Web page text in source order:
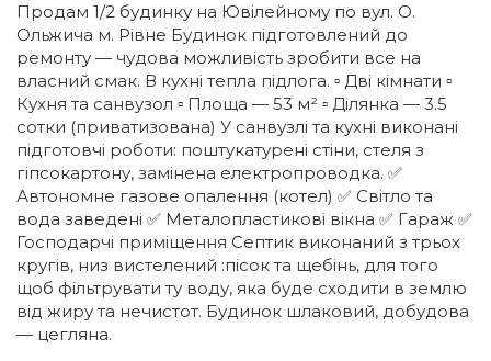
Продам 1/2 будинку на Ювілейному по вул. О.
Ольжича м. Рівне Будинок підготовлений до
ремонту — чудова можливість зробити все на
власний смак. В кухні тепла підлога. ▫️ Дві кімнати ▫️
Кухня та санвузол ▫️ Площа — 53 м² ▫️ Ділянка — 3.5
сотки (приватизована) У санвузлі та кухні виконані
підготовчі роботи: поштукатурені стіни, стеля з
гіпсокартону, замінена електропроводка. ✅
Автономне газове опалення (котел) ✅ Світло та
вода заведені ✅ Металопластикові вікна ✅ Гараж ✅
Господарчі приміщення Септик виконаний з трьох
кругів, низ вистелений :пісок та щебінь, для того
щоб фільтрувати ту воду, яка буде сходити в землю
від жиру та нечистот. Будинок шлаковий, добудова
— цегляна.